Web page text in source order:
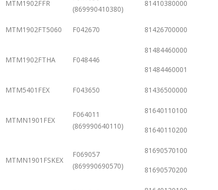
MTM1902FFR
(869990410380)
81410380000
MTM1902FT5060 F042670 81426700000
MTM1902FTHA F048446
81484460000
81484460001
MTM5401FEX F043650 81436500000
MTMN1901FEX
F064011
(869990640110)
81640110100
81640110200
MTMN1901FSKEX
F069057
(869990690570)
81690570100
81690570200